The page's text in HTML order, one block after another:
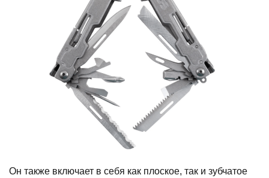
Он также включает в себя как плоское, так и зубчатое